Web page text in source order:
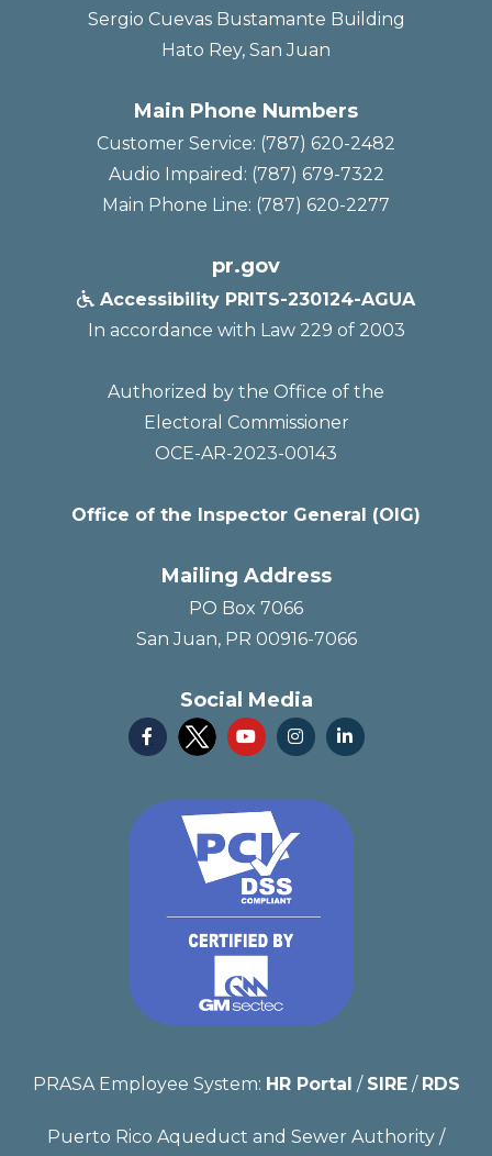
Sergio Cuevas Bustamante Building
Hato Rey, San Juan
Main Phone Numbers
Customer Service: (787) 620-2482
Audio Impaired: (787) 679-7322
Main Phone Line: (787) 620-2277
pr.gov
 Accessibility PRITS-230124-AGUA
In accordance with Law 229 of 2003
Authorized by the Office of the
Electoral Commissioner
OCE-AR-2023-00143
Office of the Inspector General (OIG)
Mailing Address
PO Box 7066
San Juan, PR 00916-7066
Social Media
   
PRASA Employee System: HR Portal / SIRE/ RDS
Puerto Rico Aqueduct and Sewer Authority /